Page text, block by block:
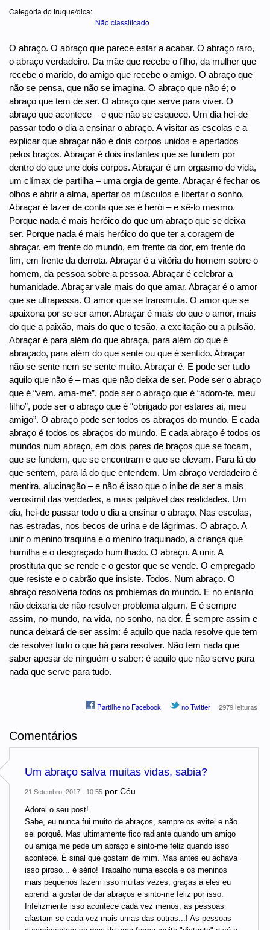
Categoria do truque/dica:
Não classificado
O abraço. O abraço que parece estar a acabar. O abraço raro,
o abraço verdadeiro. Da mãe que recebe o filho, da mulher que
recebe o marido, do amigo que recebe o amigo. O abraço que
não se pensa, que não se imagina. O abraço que não é; o
abraço que tem de ser. O abraço que serve para viver. O
abraço que acontece – e que não se esquece. Um dia hei-de
passar todo o dia a ensinar o abraço. A visitar as escolas e a
explicar que abraçar não é dois corpos unidos e apertados
pelos braços. Abraçar é dois instantes que se fundem por
dentro do que une dois corpos. Abraçar é um orgasmo de vida,
um clímax de partilha – uma orgia de gente. Abraçar é fechar os
olhos e abrir a alma, apertar os músculos e libertar o sonho.
Abraçar é fazer de conta que se é herói – e sê-lo mesmo.
Porque nada é mais heróico do que um abraço que se deixa
ser. Porque nada é mais heróico do que ter a coragem de
abraçar, em frente do mundo, em frente da dor, em frente do
fim, em frente da derrota. Abraçar é a vitória do homem sobre o
homem, da pessoa sobre a pessoa. Abraçar é celebrar a
humanidade. Abraçar vale mais do que amar. Abraçar é o amor
que se ultrapassa. O amor que se transmuta. O amor que se
apaixona por se ser amor. Abraçar é mais do que o amor, mais
do que a paixão, mais do que o tesão, a excitação ou a pulsão.
Abraçar é para além do que abraça, para além do que é
abraçado, para além do que sente ou que é sentido. Abraçar
não se sente nem se sente muito. Abraçar é. E pode ser tudo
aquilo que não é – mas que não deixa de ser. Pode ser o abraço
que é “vem, ama-me”, pode ser o abraço que é “adoro-te, meu
filho”, pode ser o abraço que é “obrigado por estares aí, meu
amigo”. O abraço pode ser todos os abraços do mundo. E cada
abraço é todos os abraços do mundo. E cada abraço é todos os
mundos num abraço, em dois pares de braços que se tocam,
que se fundem, que se encontram e que se elevam. Para lá do
que sentem, para lá do que entendem. Um abraço verdadeiro é
mentira, alucinação – e não é isso que o inibe de ser a mais
verosímil das verdades, a mais palpável das realidades. Um
dia, hei-de passar todo o dia a ensinar o abraço. Nas escolas,
nas estradas, nos becos de urina e de lágrimas. O abraço. A
unir o menino traquina e o menino traquinado, a criança que
humilha e o desgraçado humilhado. O abraço. A unir. A
prostituta que se rende e o gestor que se vende. O empregado
que resiste e o cabrão que insiste. Todos. Num abraço. O
abraço resolveria todos os problemas do mundo. E no entanto
não deixaria de não resolver problema algum. E é sempre
assim, no mundo, na vida, no sonho, na dor. É sempre assim e
nunca deixará de ser assim: é aquilo que nada resolve que tem
de resolver tudo o que há para resolver. Não tem nada que
saber apesar de ninguém o saber: é aquilo que não serve para
nada que serve para tudo.
Partilhe no Facebook no Twitter 2979 leituras
Comentários
Um abraço salva muitas vidas, sabia?
21 Setembro, 2017 - 10:55 por Céu
Adorei o seu post!
Sabe, eu nunca fui muito de abraços, sempre os evitei e não
sei porquê. Mas ultimamente fico radiante quando um amigo
ou amiga me pede um abraço e sinto-me feliz quando isso
acontece. É sinal que gostam de mim. Mas antes eu achava
isso piroso... é sério! Trabalho numa escola e os meninos
mais pequenos fazem isso muitas vezes, graças a eles eu
aprendi a gostar de dar abraços e sinto-me feliz por isso.
Infelizmente isso acontece cada vez menos, as pessoas
afastam-se cada vez mais umas das outras...! As pessoas